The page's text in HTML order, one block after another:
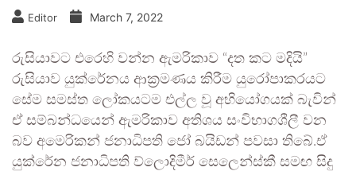
Editor March 7, 2022
රුසියාවට එරෙහි වන්න ඇමරිකාව “දත කට මදියි”
රුසියාව යුක්රේනය ආක්‍රමණය කිරීම යුරෝපාකරයට
සේම සමස්ත ලෝකයටම එල්ල වූ අභියෝගයක් බැවින්
ඒ සම්බන්ධයෙන් ඇමරිකාව අතිශය සංවිභාගශීලී වන
බව අමෙරිකන් ජනාධිපති ජෝ බයිඩන් පවසා තිබේ.ඒ
යුක්රේන ජනාධිපති ව්ලොදිමීර් සෙලෙන්ස්කී සමඟ සිදු